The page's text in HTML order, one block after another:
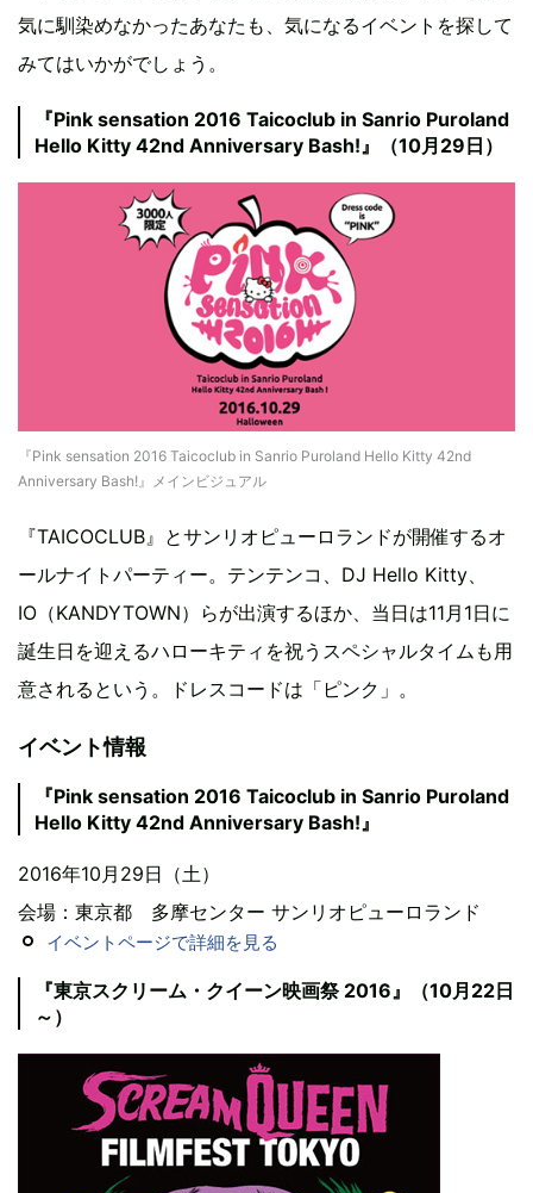
気に馴染めなかったあなたも、気になるイベントを探して
みてはいかがでしょう。
『Pink sensation 2016 Taicoclub in Sanrio Puroland
Hello Kitty 42nd Anniversary Bash!』（10月29日）
『Pink sensation 2016 Taicoclub in Sanrio Puroland Hello Kitty 42nd
Anniversary Bash!』メインビジュアル
『TAICOCLUB』とサンリオピューロランドが開催するオ
ールナイトパーティー。テンテンコ、DJ Hello Kitty、
IO（KANDYTOWN）らが出演するほか、当日は11月1日に
誕生日を迎えるハローキティを祝うスペシャルタイムも用
意されるという。ドレスコードは「ピンク」。
イベント情報
『Pink sensation 2016 Taicoclub in Sanrio Puroland
Hello Kitty 42nd Anniversary Bash!』
2016年10月29日（土）
会場：東京都 多摩センター サンリオピューロランド
イベントページで詳細を見る
『東京スクリーム・クイーン映画祭 2016』（10月22日
～）